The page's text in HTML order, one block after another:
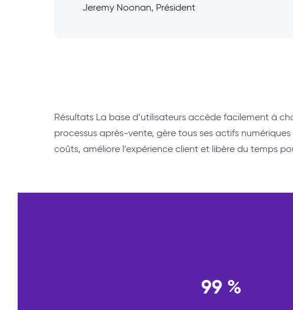
Jeremy Noonan, Président
Résultats La base d’utilisateurs accède facilement à
processus après-vente, gère tous ses actifs
coûts, améliore l’expérience client et libère du temps
99 %